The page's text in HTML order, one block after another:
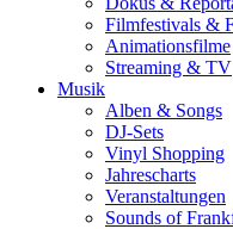
Filmfestivals &
Animationsfilme
Streaming & TV
Musik
Alben & Songs
DJ-Sets
Vinyl Shopping
Jahrescharts
Veranstaltungen
Sounds of